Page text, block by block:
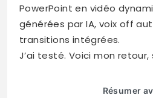
PowerPoint en vidéo
générées par IA, voix off
transitions intégrées.
J’ai testé. Voici mon retour,
Résumer